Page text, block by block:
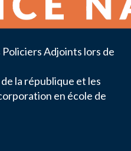
des personnes,
adjoint.
Adjoints lors de
la république et les
en école de